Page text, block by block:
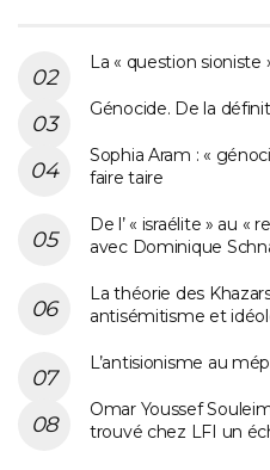
La « question
Génocide. De la
Sophia Aram : «
faire taire
De l’ « israélite » au
avec Dominique
La théorie des
antisémitisme et
L’antisionisme au
Omar Youssef
trouvé chez LFI un